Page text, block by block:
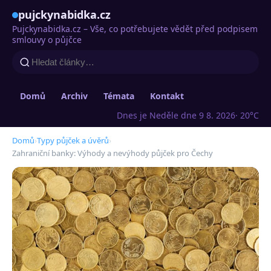
pujckynabidka.cz
Pujckynabidka.cz – Vše, co potřebujete vědět před podpisem
smlouvy o půjčce
Domů Archiv Témata
Kontakt
Dnes je Neděle dne 9 8. 2026· 20°C
Domů›Typy půjček a úvěrů›
Zahraniční banky: Výhody a nevýhody půjček pro Čechy